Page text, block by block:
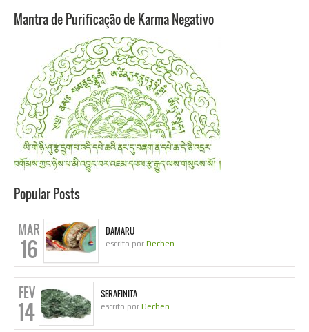
Mantra de Purificação de Karma Negativo
Popular Posts
MAR
16
DAMARU
escrito por Dechen
FEV
14
SERAFINITA
escrito por Dechen